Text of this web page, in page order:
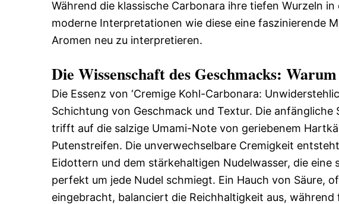
Während die klassische Carbonara ihre tiefen Wurzeln
moderne Interpretationen wie diese eine faszinierende
Aromen neu zu interpretieren.
Die Wissenschaft des Geschmacks:
Die Essenz von ‘Cremige Kohl-Carbonara:
Schichtung von Geschmack und Textur. Die anfängliche
trifft auf die salzige Umami-Note von geriebenem
Putenstreifen. Die unverwechselbare Cremigkeit
Eidottern und dem stärkehaltigen Nudelwasser, die eine
perfekt um jede Nudel schmiegt. Ein Hauch von Säure,
eingebracht, balanciert die Reichhaltigkeit aus,